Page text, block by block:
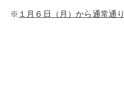
※ １月６日（月）から通常通